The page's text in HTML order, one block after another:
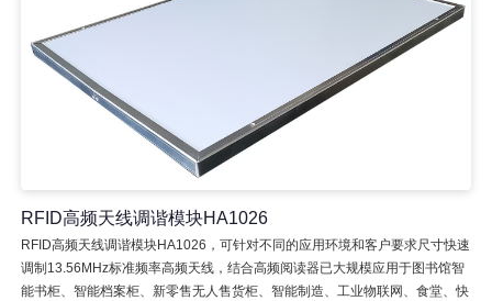
RFID高频天线调谐模块HA1026
RFID高频天线调谐模块HA1026，可针对不同的应用环境和客户要求尺寸快速
调制13.56MHz标准频率高频天线，结合高频阅读器已大规模应用于图书馆智
能书柜、智能档案柜、新零售无人售货柜、智能制造、工业物联网、食堂、快